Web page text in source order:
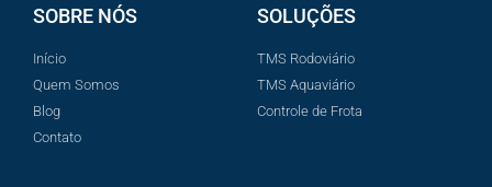
SOBRE NÓS
Início
Quem Somos
Blog
Contato
SOLUÇÕES
TMS Rodoviário
TMS Aquaviário
Controle de Frota